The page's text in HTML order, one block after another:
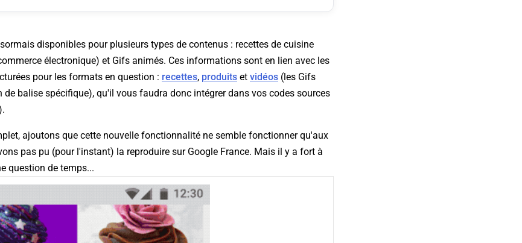
disponibles pour plusieurs types de contenus : recettes de cuisine
électronique) et Gifs animés. Ces informations sont en lien avec les
pour les formats en question : recettes, produits et vidéos (les Gifs
de balise spécifique), qu'il vous faudra donc intégrer dans vos codes sources
ajoutons que cette nouvelle fonctionnalité ne semble fonctionner qu'aux
pas pu (pour l'instant) la reproduire sur Google France. Mais il y a fort à
question de temps...